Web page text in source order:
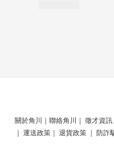
關於角川 ｜ 聯絡角川 ｜ 徵才資訊
｜ 運送政策 ｜ 退貨政策 ｜ 防詐